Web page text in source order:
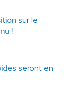
sur le
!
seront en